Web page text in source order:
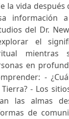
la vida después
información
del Dr.
el
mientras
en
-
- Los
las almas
de